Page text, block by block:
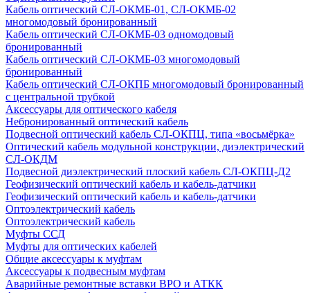
Кабель оптический СЛ-ОКМБ-01, СЛ-ОКМБ-02
многомодовый бронированный
Кабель оптический СЛ-ОКМБ-03 одномодовый
бронированный
Кабель оптический СЛ-ОКМБ-03 многомодовый
бронированный
Кабель оптический СЛ-ОКПБ многомодовый бронированный
с центральной трубкой
Аксессуары для оптического кабеля
Небронированный оптический кабель
Подвесной оптический кабель СЛ-ОКПЦ, типа «восьмёрка»
Оптический кабель модульной конструкции, диэлектрический
СЛ-ОКДМ
Подвесной диэлектрический плоский кабель СЛ-ОКПЦ-Д2
Геофизический оптический кабель и кабель-датчики
Геофизический оптический кабель и кабель-датчики
Оптоэлектрический кабель
Оптоэлектрический кабель
Муфты ССД
Муфты для оптических кабелей
Общие аксессуары к муфтам
Аксессуары к подвесным муфтам
Аварийные ремонтные вставки ВРО и АТКК